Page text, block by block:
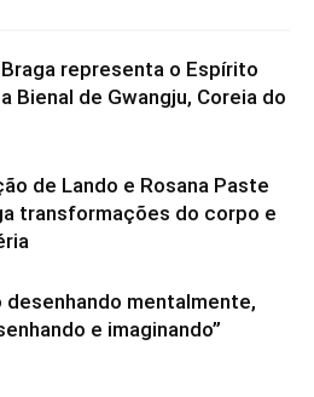
representa o Espírito
Bienal de Gwangju, Coreia do
de Lando e Rosana Paste
transformações do corpo e
desenhando mentalmente,
e imaginando”